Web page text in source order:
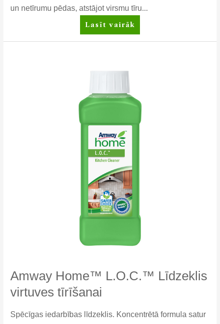
un netīrumu pēdas, atstājot virsmu tīru...
Amway
Home™
Lasīt vairāk
Amway Home™ L.O.C.™ Līdzeklis
virtuves tīrīšanai
Spēcīgas iedarbības līdzeklis. Koncentrētā formula satur